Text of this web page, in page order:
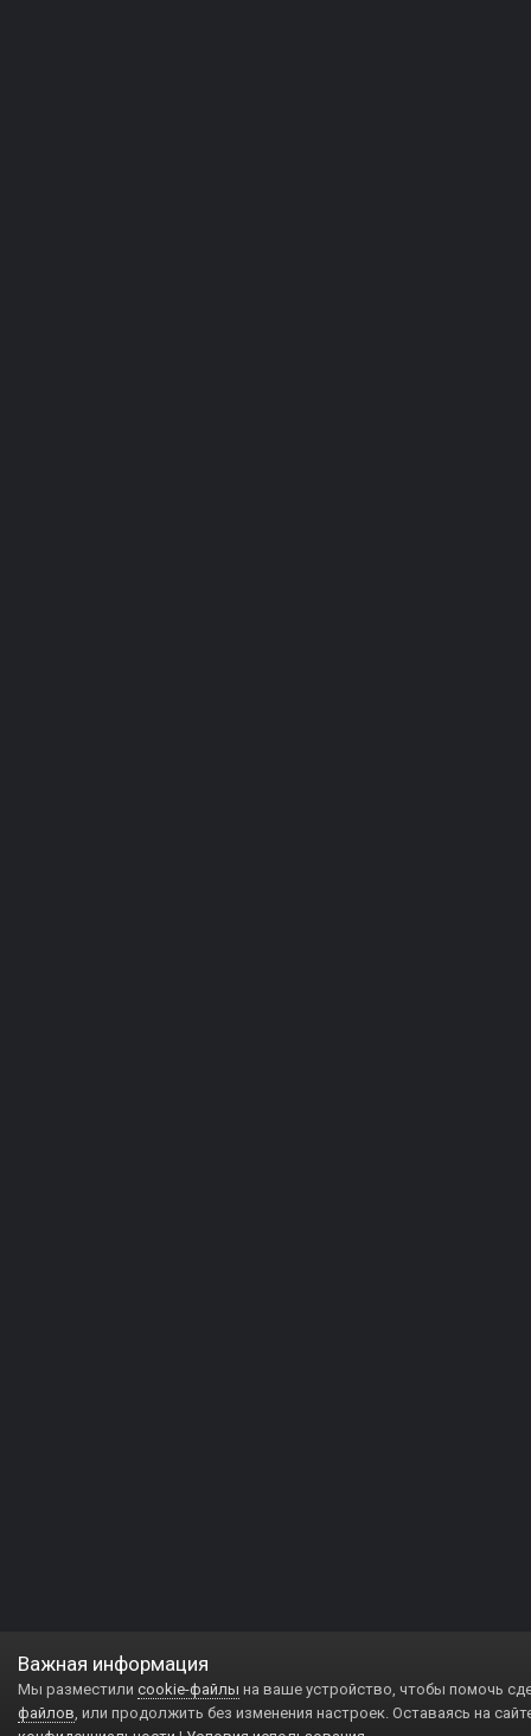
Важная информация
Мы разместили cookie-файлы на ваше устройство, чтобы помочь
файлов, или продолжить без изменения настроек. Оставаясь на